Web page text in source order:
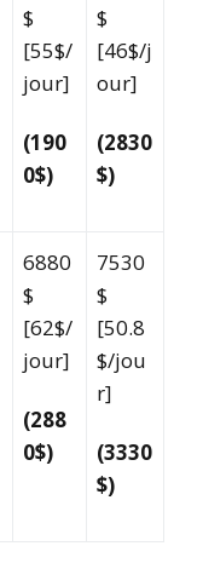
$
[55$/
jour]
(190
0$)
$
[46$/j
our]
(2830
$)
6880
$
[62$/
jour]
(288
0$)
7530
$
[50.8
$/jou
r]
(3330
$)